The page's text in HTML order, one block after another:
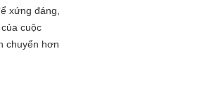
xứng đáng,
cuộc
chuyển hơn